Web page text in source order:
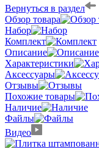
Вернуться в раздел
Обзор товара
Набор
Комплект
Описание
Характеристики
Аксессуары
Отзывы
Похожие товары
Наличие
Файлы
Видео